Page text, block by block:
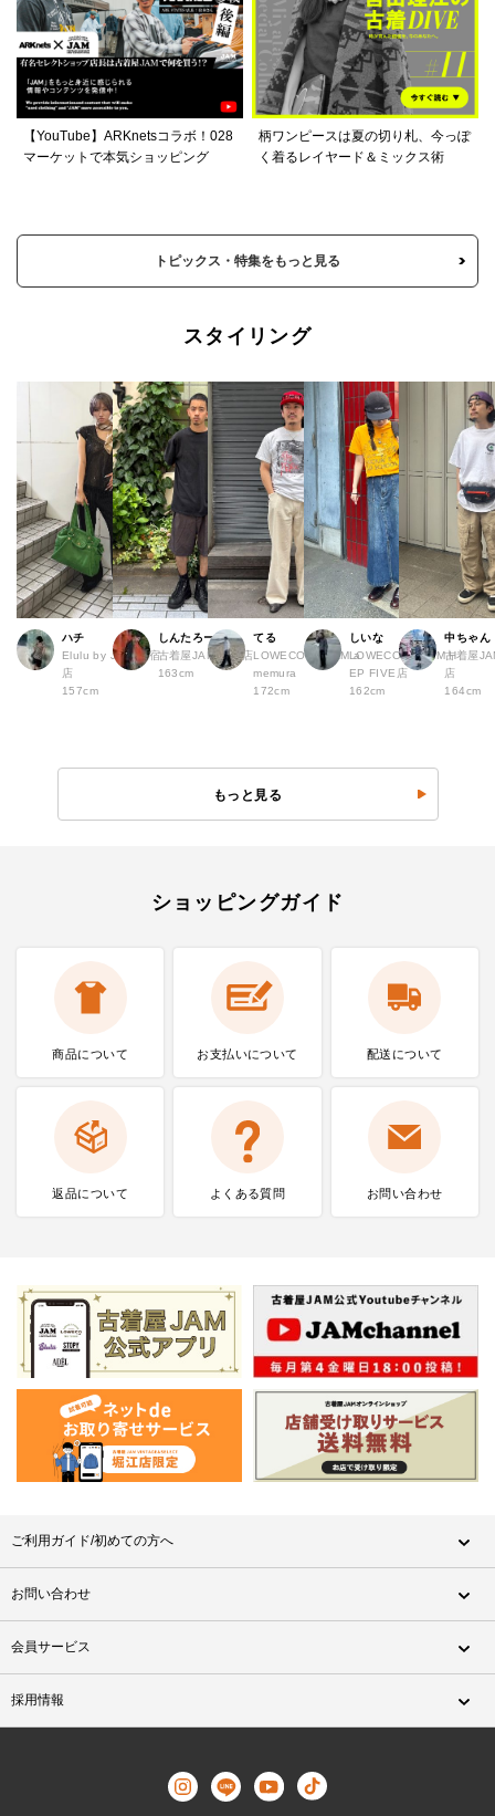
【YouTube】ARKnetsコラボ！028
マーケットで本気ショッピング
柄ワンピースは夏の切り札、今っぽ
く着るレイヤード＆ミックス術
トピックス・特集をもっと見る
スタイリング
ハチ
Elulu by JAM 原宿
店
157cm
しんたろー
古着屋JAM 仙台店
163cm
てる
LOWECO by JAM a
memura
172cm
しいな
LOWECO by JAM H
EP FIVE店
162cm
中ちゃん
古着屋
店
164cm
もっと見る
ショッピングガイド
商品について お支払いについて 配送について
返品について よくある質問 お問い合わせ
ご利用ガイド/初めての方へ
お問い合わせ
会員サービス
採用情報